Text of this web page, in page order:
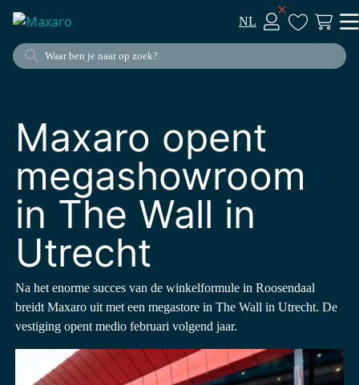
NL
Maxaro opent
megashowroom
in The Wall in
Utrecht
Na het enorme succes van de winkelformule in Roosendaal
breidt Maxaro uit met een megastore in The Wall in Utrecht. De
vestiging opent medio februari volgend jaar.